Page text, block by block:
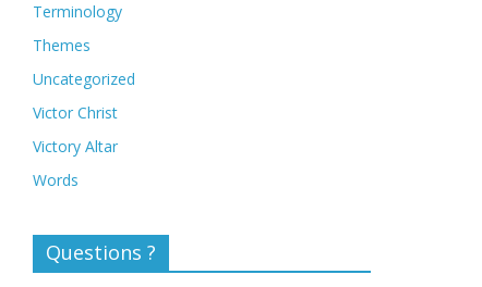
Terminology
Themes
Uncategorized
Victor Christ
Victory Altar
Words
Questions ?